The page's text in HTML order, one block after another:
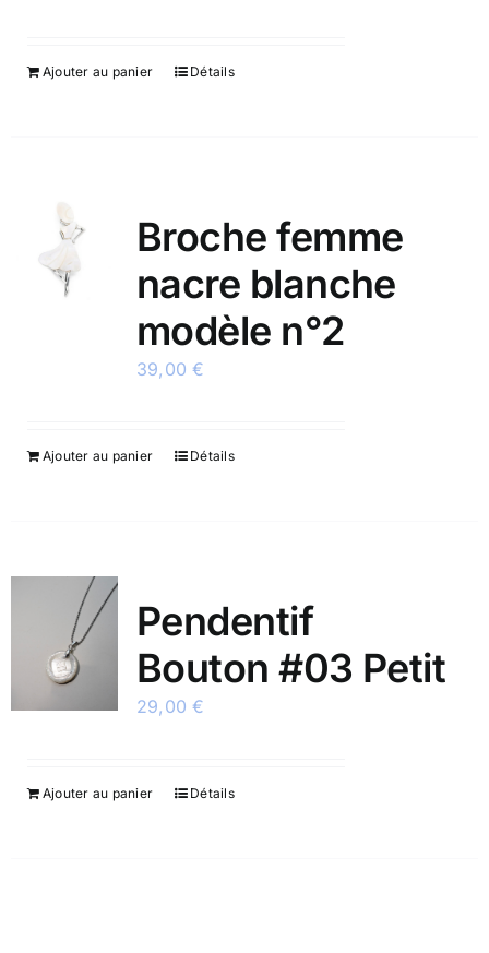
Ajouter au panier Détails
Broche femme
nacre blanche
modèle n°2
39,00€
Ajouter au panier Détails
Pendentif
Bouton #03 Petit
29,00€
Ajouter au panier Détails